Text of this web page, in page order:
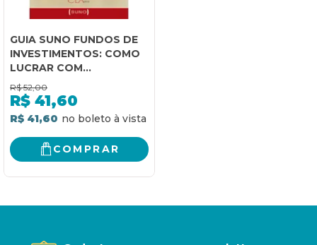
GUIA SUNO FUNDOS DE
INVESTIMENTOS: COMO
LUCRAR COM
ESTRATEGISTAS
PROFISSIONAIS DO
MERCADO FINANCEIRO
R$ 52,00
R$ 41,60
R$ 41,60
COMPRAR